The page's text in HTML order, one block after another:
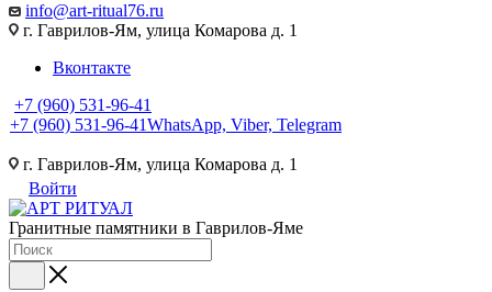
info@art-ritual76.ru
г. Гаврилов-Ям, улица Комарова д. 1
Вконтакте
+7 (960) 531-96-41
+7 (960) 531-96-41WhatsApp, Viber, Telegram
г. Гаврилов-Ям, улица Комарова д. 1
Войти
Гранитные памятники в Гаврилов-Яме